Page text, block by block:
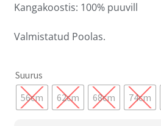
Kangakoostis: 100% puuvill
Valmistatud Poolas.
Suurus
56cm
62cm 68cm 74cm